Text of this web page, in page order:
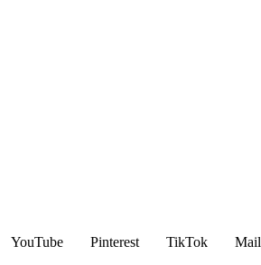
YouTube Pinterest TikTok Mail